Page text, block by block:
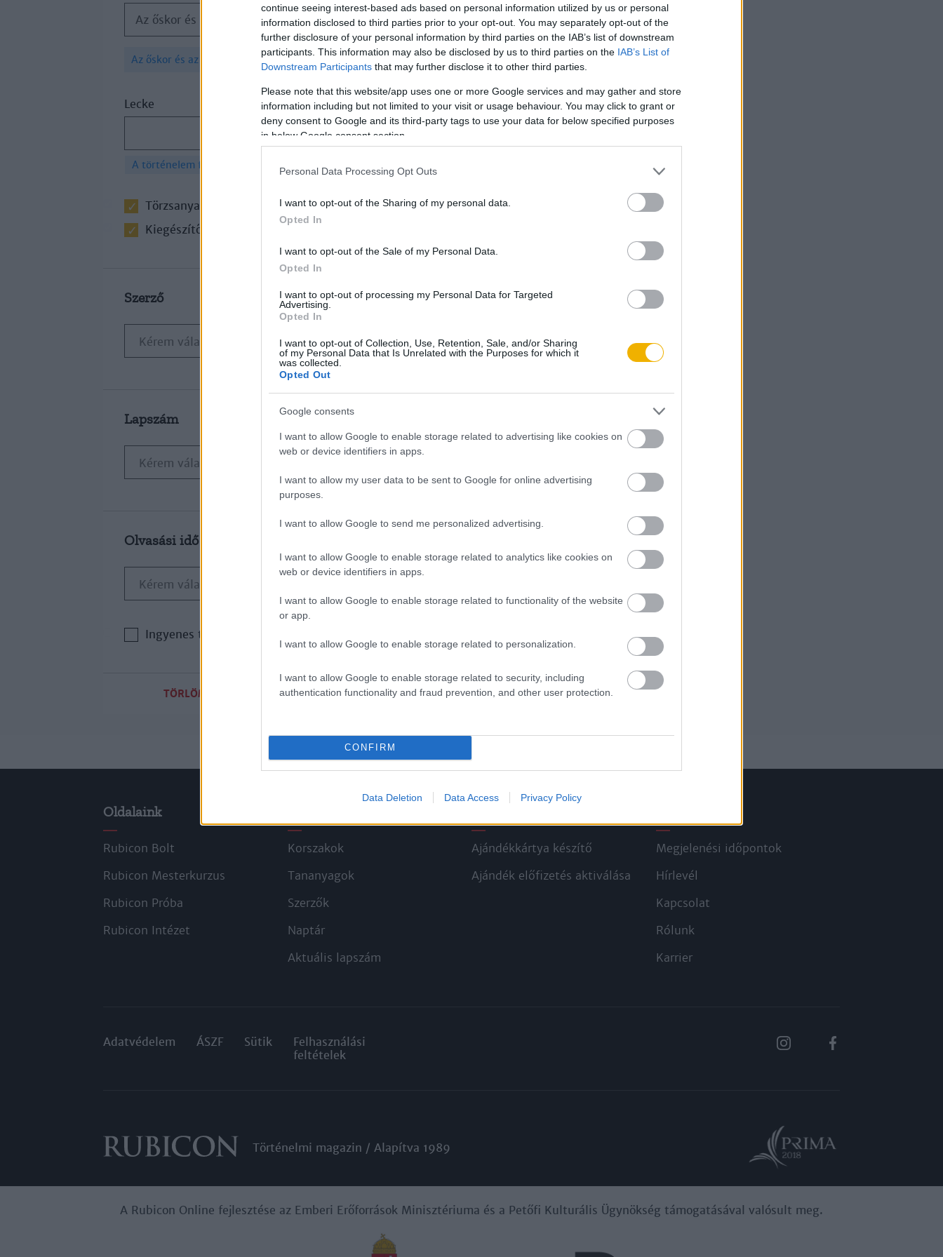
continue seeing interest-based ads based on personal information utilized by us or personal
information disclosed to third parties prior to your opt-out. You may separately opt-out of the
further disclosure of your personal information by third parties on the IAB’s list of downstream
participants. This information may also be disclosed by us to third parties on the IAB’s List of
Downstream Participants that may further disclose it to other third parties.
Please note that this website/app uses one or more Google services and may gather and store
information including but not limited to your visit or usage behaviour. You may click to grant or
deny consent to Google and its third-party tags to use your data for below specified purposes
in below Google consent section.
Personal Data Processing Opt Outs
I want to opt-out of the Sharing of my personal data.
Opted In
I want to opt-out of the Sale of my Personal Data.
Opted In
I want to opt-out of processing my Personal Data for Targeted
Advertising.
Opted In
I want to opt-out of Collection, Use, Retention, Sale, and/or Sharing
of my Personal Data that Is Unrelated with the Purposes for which it
was collected.
Opted Out
Google consents
I want to allow Google to enable storage related to advertising like cookies on
web or device identifiers in apps.
I want to allow my user data to be sent to Google for online advertising
purposes.
I want to allow Google to send me personalized advertising.
I want to allow Google to enable storage related to analytics like cookies on
web or device identifiers in apps.
I want to allow Google to enable storage related to functionality of the website
or app.
I want to allow Google to enable storage related to personalization.
I want to allow Google to enable storage related to security, including
authentication functionality and fraud prevention, and other user protection.
CONFIRM
Data Deletion Data Access Privacy Policy
Az őskor és az ókori Kelet
Az őskor és az ókori Kelet ×
Lecke
A történelem forrásai
Törzsanyag
Kiegészítő irodalom
Szerző
Lapszám
Olvasási idő
Ingyenes tartalom
TÖRLÖM A SZŰRŐKET
Oldalaink
Rubicon Bolt
Rubicon Mesterkurzus
Rubicon Próba
Rubicon Intézet
Korszakok
Tananyagok
Szerzők
Naptár
Aktuális lapszám
Ajándékkártya készítő
Ajándék előfizetés aktiválása
Megjelenési időpontok
Hírlevél
Kapcsolat
Rólunk
Karrier
Adatvédelem ÁSZF Sütik
Felhasználási
feltételek
Történelmi magazin / Alapítva 1989
A Rubicon Online fejlesztése az Emberi Erőforrások Minisztériuma és a Petőfi Kulturális Ügynökség támogatásával valósult meg.